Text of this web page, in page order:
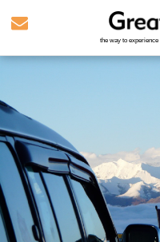
the way to experience